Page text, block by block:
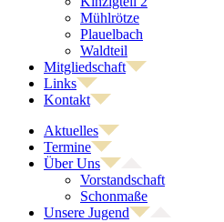
Mühlrötze
Plauelbach
Waldteil
Mitgliedschaft
Links
Kontakt
Aktuelles
Termine
Über Uns
Vorstandschaft
Schonmaße
Unsere Jugend